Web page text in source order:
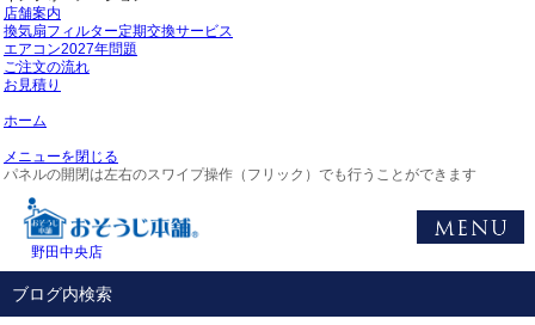
店舗案内
換気扇フィルター定期交換サービス
エアコン2027年問題
ご注文の流れ
お見積り
ホーム
メニューを閉じる
パネルの開閉は左右のスワイプ操作（フリック）でも行うことができます
野田中央店
ブログ内検索